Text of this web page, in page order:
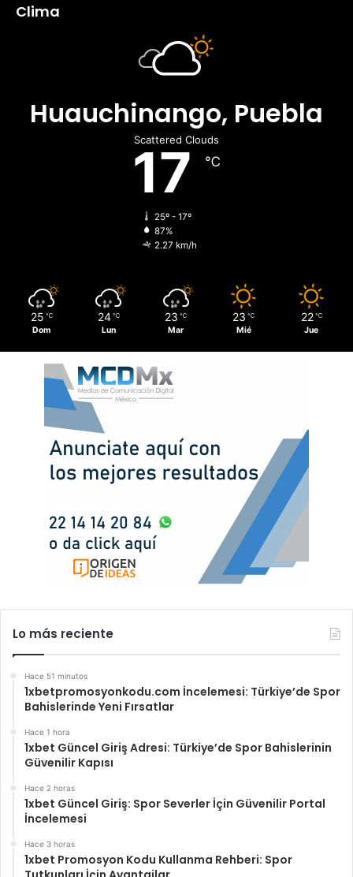
Clima
Huauchinango, Puebla
Scattered Clouds
17 ℃
25º - 17º
87%
2.27 km/h
25 ℃
Dom
24 ℃
Lun
23 ℃
Mar
23 ℃
Mié
22 ℃
Jue
Lo más reciente
Hace 51 minutos
1xbetpromosyonkodu.com İncelemesi: Türkiye’de Spor
Bahislerinde Yeni Fırsatlar
Hace 1 hora
1xbet Güncel Giriş Adresi: Türkiye’de Spor Bahislerinin
Güvenilir Kapısı
Hace 2 horas
1xbet Güncel Giriş: Spor Severler İçin Güvenilir Portal
İncelemesi
Hace 3 horas
1xbet Promosyon Kodu Kullanma Rehberi: Spor